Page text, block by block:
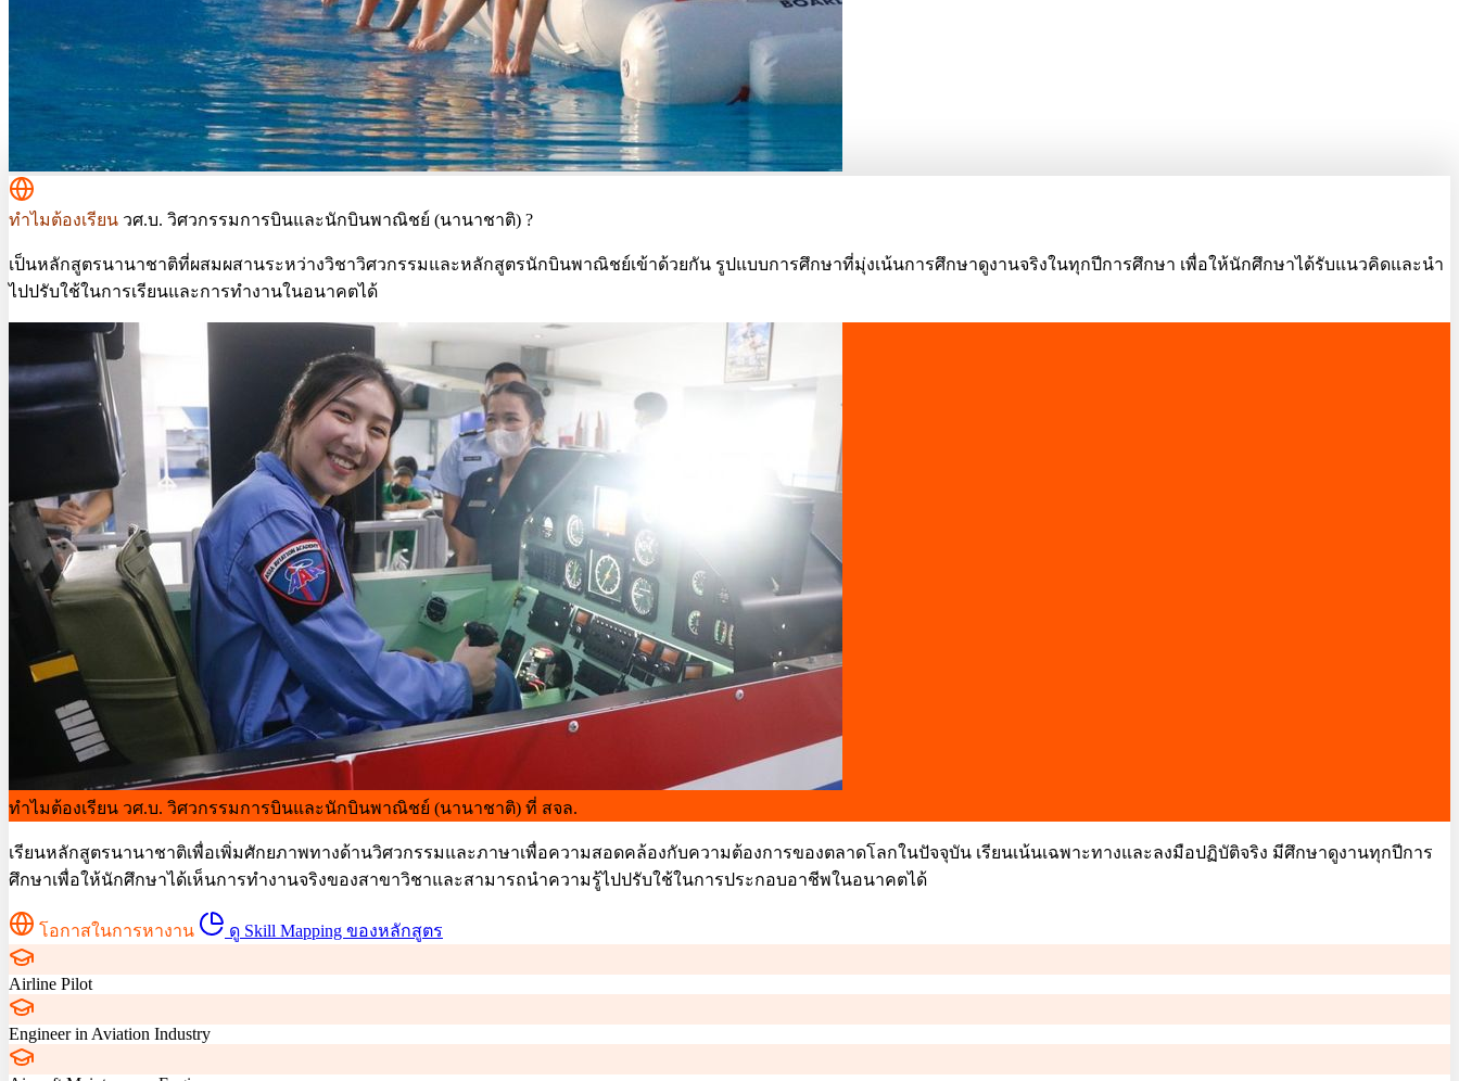
ทำไมต้องเรียน วศ.บ. วิศวกรรมการบินและนักบินพาณิชย์ (นานาชาติ) ?
เป็นหลักสูตรนานาชาติที่ผสมผสานระหว่างวิชาวิศวกรรมและหลักสูตรนักบินพาณิชย์เข้าด้วยกัน รูปแบบการศึกษาที่มุ่งเน้นการศึกษาดูงานจริงในทุกปีการศึกษา เพื่อให้นักศึกษาได้รับแนวคิดและนำ
ไปปรับใช้ในการเรียนและการทำงานในอนาคตได้
ทำไมต้องเรียน วศ.บ. วิศวกรรมการบินและนักบินพาณิชย์ (นานาชาติ) ที่ สจล.
เรียนหลักสูตรนานาชาติเพื่อเพิ่มศักยภาพทางด้านวิศวกรรมและภาษาเพื่อความสอดคล้องกับความต้องการของตลาดโลกในปัจจุบัน เรียนเน้นเฉพาะทางและลงมือปฏิบัติจริง มีศึกษาดูงานทุกปีการ
ศึกษาเพื่อให้นักศึกษาได้เห็นการทำงานจริงของสาขาวิชาและสามารถนำความรู้ไปปรับใช้ในการประกอบอาชีพในอนาคตได้
โอกาสในการหางาน ดู Skill Mapping ของหลักสูตร
Airline Pilot
Engineer in Aviation Industry